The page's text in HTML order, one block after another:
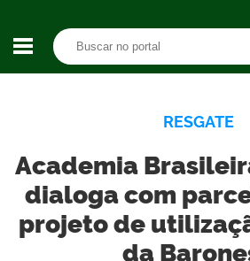
RESGATE
Academia
dialoga com
projeto de
da